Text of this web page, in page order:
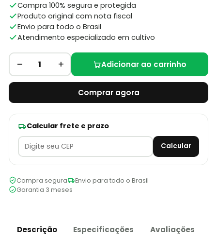
Compra 100% segura e protegida
Produto original com nota fiscal
Envio para todo o Brasil
Atendimento especializado em cultivo
– 1 + Adicionar ao carrinho
Comprar agora
Calcular frete e prazo
Calcular
Compra segura
Envio para todo o Brasil
Garantia 3 meses
Descrição Especificações Avaliações